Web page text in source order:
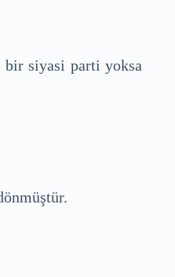
bir siyasi parti yoksa